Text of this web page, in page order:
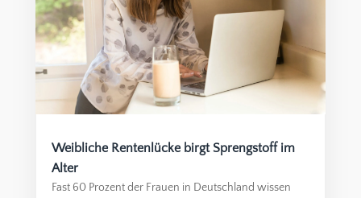
Weibliche Rentenlücke birgt Sprengstoff im
Alter
Fast 60 Prozent der Frauen in Deutschland wissen